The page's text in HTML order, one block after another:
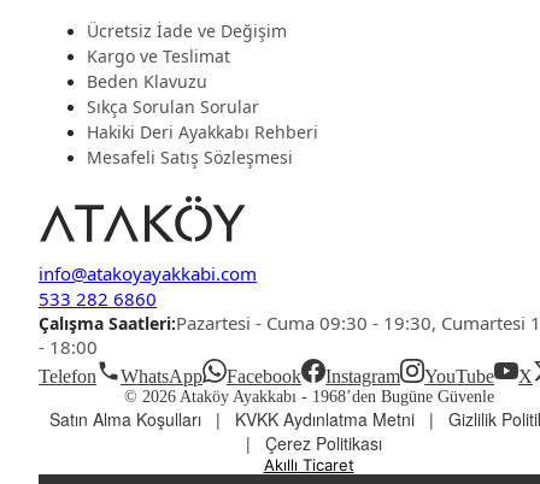
Ücretsiz İade ve Değişim
Kargo ve Teslimat
Beden Klavuzu
Sıkça Sorulan Sorular
Hakiki Deri Ayakkabı Rehberi
Mesafeli Satış Sözleşmesi
info@atakoyayakkabi.com
533 282 6860
Çalışma Saatleri:Pazartesi - Cuma 09:30 - 19:30, Cumartesi
- 18:00
Telefon WhatsApp Facebook Instagram YouTube X
© 2026 Ataköy Ayakkabı - 1968’den Bugüne Güvenle
Satın Alma Koşulları | KVKK Aydınlatma Metni |
Gizlilik
|
Çerez Politikası
Akıllı Ticaret